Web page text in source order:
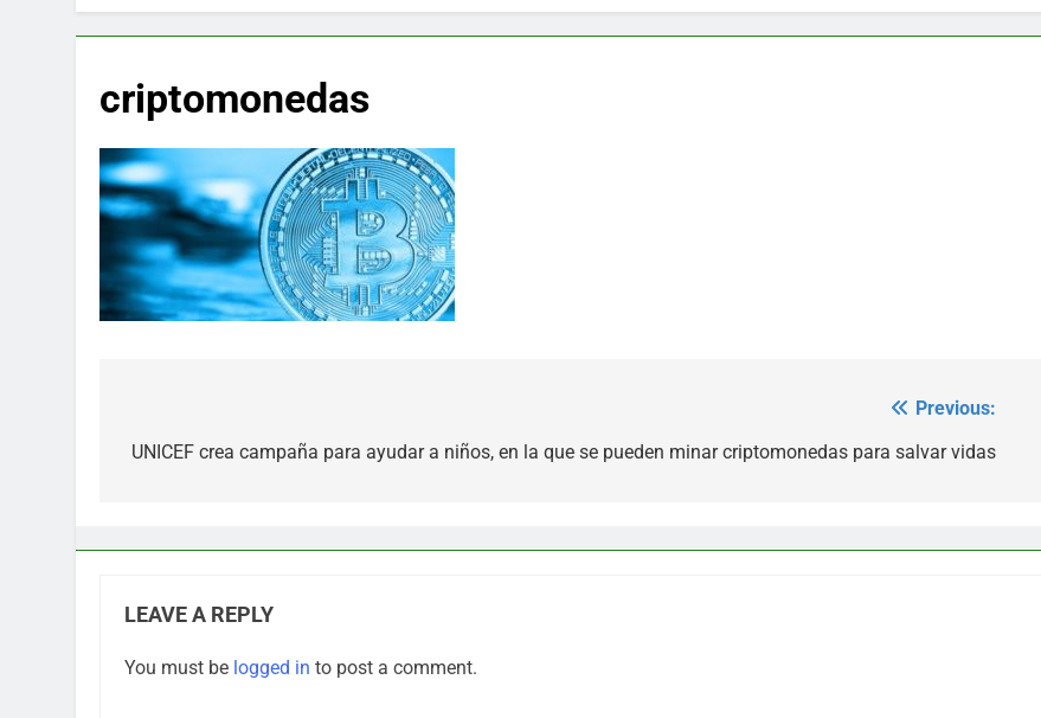
criptomonedas
navigation
Previous:
UNICEF crea campaña para ayudar a niños, en la que se pueden minar criptomonedas para salvar vidas
LEAVE A REPLY
You must be logged in to post a comment.